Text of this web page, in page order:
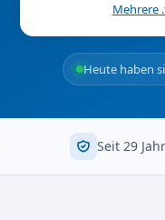
Mehrere
Heute haben
Seit 29